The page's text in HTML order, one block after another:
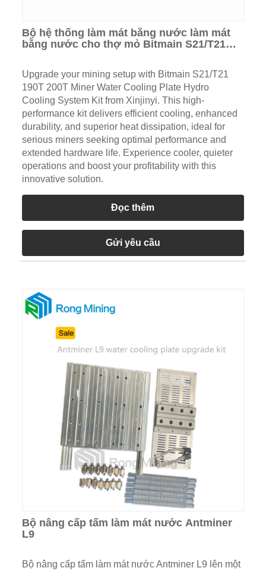
Bộ hệ thống làm mát bằng nước làm mát
bằng nước cho thợ mỏ Bitmain S21/T21
Upgrade your mining setup with Bitmain S21/T21
190T 200T Miner Water Cooling Plate Hydro
Cooling System Kit from Xinjinyi. This high-
performance kit delivers efficient cooling, enhanced
durability, and superior heat dissipation, ideal for
serious miners seeking optimal performance and
extended hardware life. Experience cooler, quieter
operations and boost your profitability with this
innovative solution.
Đọc thêm
Gửi yêu cầu
Bộ nâng cấp tấm làm mát nước Antminer
L9
Bộ nâng cấp tấm làm mát nước Antminer L9 lên một